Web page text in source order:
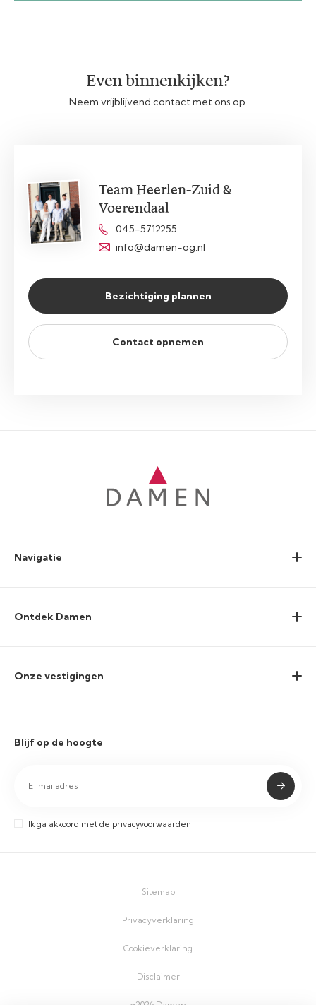
Even binnenkijken?
Neem vrijblijvend contact met ons op.
Team Heerlen-Zuid &
Voerendaal
045-5712255
info@damen-og.nl
Bezichtiging plannen
Contact opnemen
Navigatie
Ontdek Damen
Onze vestigingen
Blijf op de hoogte
Ik ga akkoord met de privacyvoorwaarden
Sitemap
Privacyverklaring
Cookieverklaring
Disclaimer